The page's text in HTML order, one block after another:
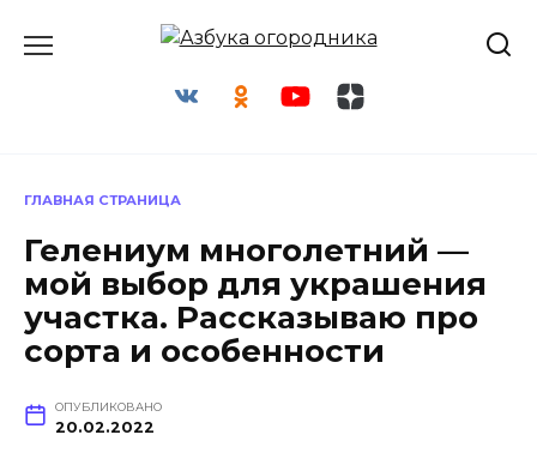
ГЛАВНАЯ СТРАНИЦА
Гелениум многолетний —
мой выбор для украшения
участка. Рассказываю про
сорта и особенности
ОПУБЛИКОВАНО
20.02.2022